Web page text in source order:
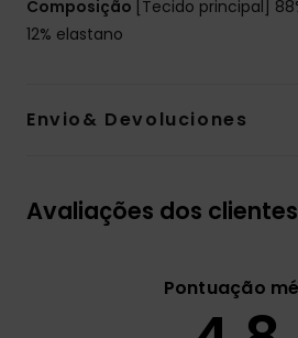
Composição [Tecido principal]
12% elastano
Envio& Devoluciones
Avaliações dos clientes
Pontuação